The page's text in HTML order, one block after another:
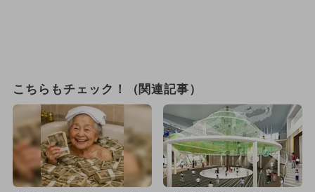
こちらもチェック！（関連記事）